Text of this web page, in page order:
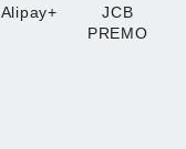
Alipay+
JCB
PREMO